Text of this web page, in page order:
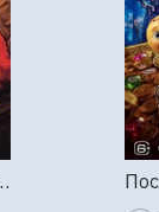
2 серии)